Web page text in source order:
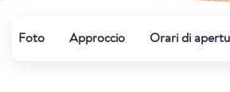
Foto Approccio Orari di